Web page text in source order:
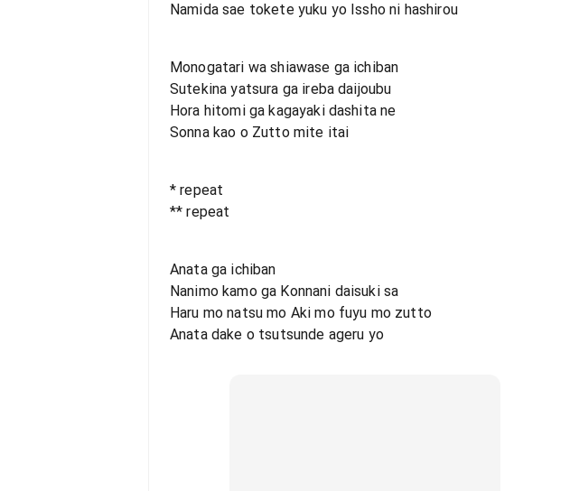
Namida sae tokete yuku yo Issho ni hashirou
Monogatari wa shiawase ga ichiban
Sutekina yatsura ga ireba daijoubu
Hora hitomi ga kagayaki dashita ne
Sonna kao o Zutto mite itai
* repeat
** repeat
Anata ga ichiban
Nanimo kamo ga Konnani daisuki sa
Haru mo natsu mo Aki mo fuyu mo zutto
Anata dake o tsutsunde ageru yo